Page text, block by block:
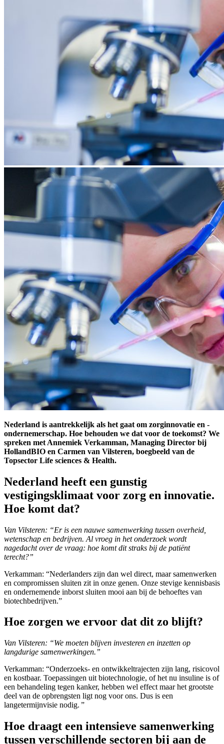
Nederland is aantrekkelijk als het gaat om zorginnovatie en -
ondernemerschap. Hoe behouden we dat voor de toekomst? We
spreken met Annemiek Verkamman, Managing Director bij
HollandBIO en Carmen van Vilsteren, boegbeeld van de
Topsector Life sciences & Health.
Nederland heeft een gunstig
vestigingsklimaat voor zorg en innovatie.
Hoe komt dat?
Van Vilsteren: “Er is een nauwe samenwerking tussen overheid,
wetenschap en bedrijven. Al vroeg in het onderzoek wordt
nagedacht over de vraag: hoe komt dit straks bij de patiënt
terecht?”
Verkamman: “Nederlanders zijn dan wel direct, maar samenwerken
en compromissen sluiten zit in onze genen. Onze stevige kennisbasis
en ondernemende inborst sluiten mooi aan bij de behoeftes van
biotechbedrijven.”
Hoe zorgen we ervoor dat dit zo blijft?
Van Vilsteren: “We moeten blijven investeren en inzetten op
langdurige samenwerkingen.”
Verkamman: “Onderzoeks- en ontwikkeltrajecten zijn lang, risicovol
en kostbaar. Toepassingen uit biotechnologie, of het nu insuline is of
een behandeling tegen kanker, hebben wel effect maar het grootste
deel van de opbrengsten ligt nog voor ons. Dus is een
langetermijnvisie nodig. ”
Hoe draagt een intensieve samenwerking
tussen verschillende sectoren bij aan de